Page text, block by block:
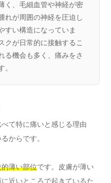
く、毛細血管や神経が密
れが周囲の神経を圧迫し
すい構造になっていま
クが日常的に接触するこ
る機会も多く、痛みをさ
。
て特に痛いと感じる理由
からです。
薄い部位です。皮膚が薄い
近いところで起きているた